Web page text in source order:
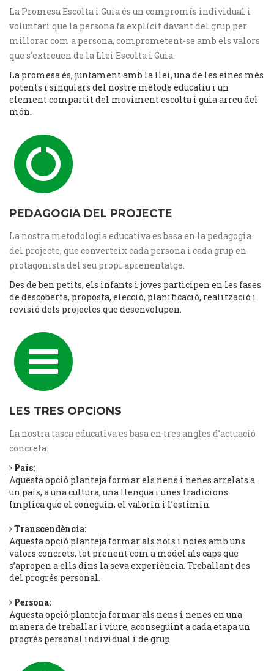
La Promesa Escolta i Guia és un compromís individual i
voluntari que la persona fa explícit davant del grup per
millorar com a persona, comprometent-se amb els valors
que s'extreuen de la Llei Escolta i Guia.
La promesa és, juntament amb la llei, una de les eines més
potents i singulars del nostre mètode educatiu i un
element compartit del moviment escolta i guia arreu del
món.
PEDAGOGIA DEL PROJECTE
La nostra metodologia educativa es basa en la pedagogia
del projecte, que converteix cada persona i cada grup en
protagonista del seu propi aprenentatge.
Des de ben petits, els infants i joves participen en les fases
de descoberta, proposta, elecció, planificació, realització i
revisió dels projectes que desenvolupen.
LES TRES OPCIONS
La nostra tasca educativa es basa en tres angles d’actuació
concreta:
País:
Aquesta opció planteja formar els nens i nenes arrelats a
un país, a una cultura, una llengua i unes tradicions.
Implica que el coneguin, el valorin i l’estimin.
Transcendència:
Aquesta opció planteja formar als nois i noies amb uns
valors concrets, tot prenent com a model als caps que
s’apropen a ells dins la seva experiència. Treballant des
del progrés personal.
Persona:
Aquesta opció planteja formar als nens i nenes en una
manera de treballar i viure, aconseguint a cada etapa un
progrés personal individual i de grup.